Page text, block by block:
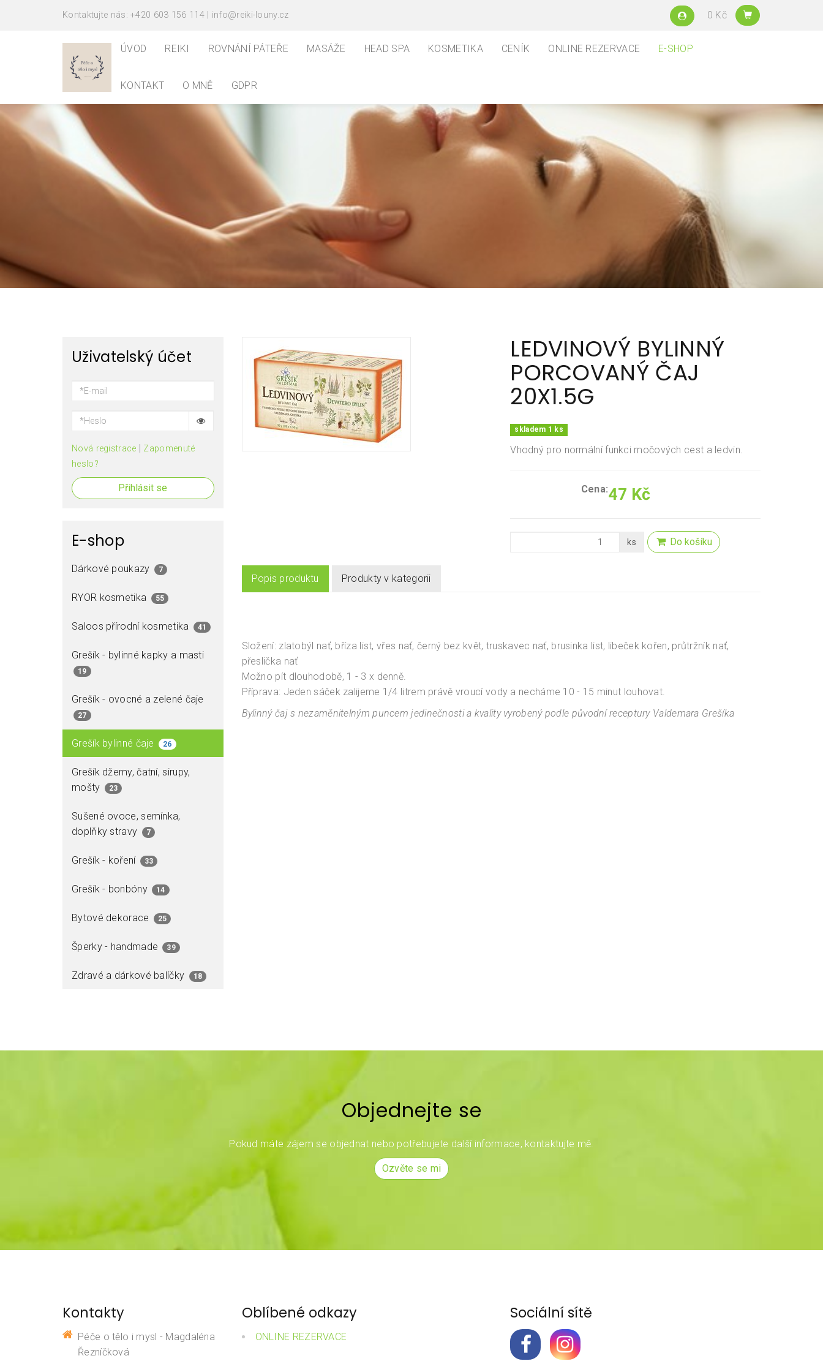
Kontaktujte nás: +420 603 156 114 | info@reiki-louny.cz 0 Kč
ÚVOD REIKI ROVNÁNÍ PÁTEŘE MASÁŽE HEAD SPA KOSMETIKA CENÍK ONLINE REZERVACE E-SHOP
KONTAKT O MNĚ GDPR
Uživatelský účet
Nová registrace | Zapomenuté
heslo?
Přihlásit se
E-shop
Dárkové poukazy 7
RYOR kosmetika 55
Saloos přírodní kosmetika 41
Grešík - bylinné kapky a masti
19
Grešík - ovocné a zelené čaje
27
Grešík bylinné čaje 26
Grešík džemy, čatní, sirupy,
mošty
23
Sušené ovoce, semínka,
doplňky stravy
7
Grešík - koření 33
Grešík - bonbóny 14
Bytové dekorace 25
Šperky - handmade 39
Zdravé a dárkové balíčky 18
LEDVINOVÝ BYLINNÝ
PORCOVANÝ ČAJ
20X1.5G
skladem 1 ks
Vhodný pro normální funkci močových cest a ledvin.
Cena:47 Kč
ks Do košíku
Popis produktu Produkty v kategorii
Složení: zlatobýl nať, bříza list, vřes nať, černý bez květ, truskavec nať, brusinka list, libeček kořen, průtržník nať,
přeslička nať
Možno pít dlouhodobě, 1 - 3 x denně.
Příprava: Jeden sáček zalijeme 1/4 litrem právě vroucí vody a necháme 10 - 15 minut louhovat.
Bylinný čaj s nezaměnitelným puncem jedinečnosti a kvality vyrobený podle původní receptury Valdemara Grešíka
Objednejte se
Pokud máte zájem se objednat nebo potřebujete další informace, kontaktujte mě.
Ozvěte se mi
Kontakty
Péče o tělo i mysl - Magdaléna
Řezníčková
Oblíbené odkazy
ONLINE REZERVACE
Sociální sítě